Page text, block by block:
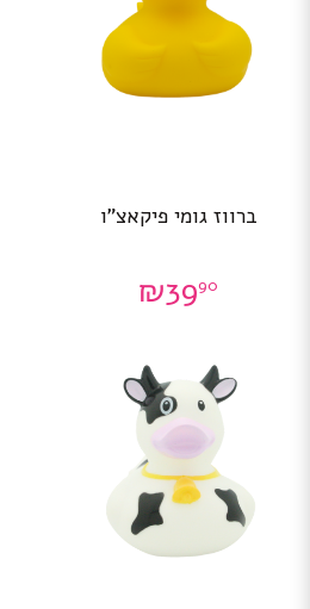
ברווז גומי פיקאצ”ו
₪3990